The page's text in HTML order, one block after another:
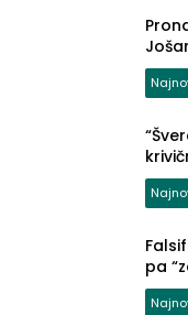
pa